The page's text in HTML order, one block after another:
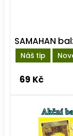
Náš tip
SAMAHAN
69 Kč